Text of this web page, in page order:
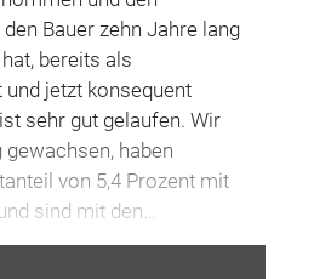
Bauer zehn Jahre lang
bereits als
jetzt konsequent
sehr gut gelaufen. Wir
haben
von 5,4 Prozent mit
sind mit den…